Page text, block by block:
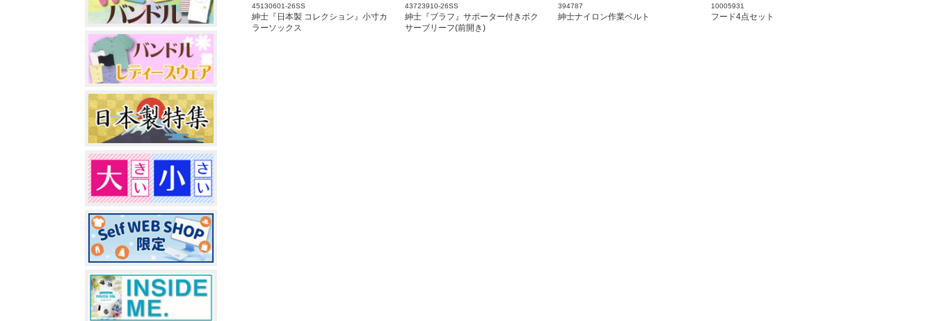
45130601-26SS
紳士『日本製 コレクション』小寸カ
ラーソックス
43723910-26SS
紳士『ブラフ』サポーター付きボク
サーブリーフ(前開き)
394787
紳士ナイロン作業ベルト
10005931
フード4点セット